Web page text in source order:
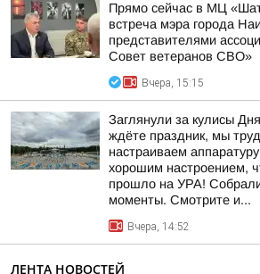
Прямо сейчас в МЦ
встреча мэра города
представителями
Совет ветеранов СВО»
Вчера, 15:15
Заглянули за кулисы
ждёте праздник, мы
настраиваем
хорошим настроением,
прошло на УРА!
моменты. Смотрите и...
Вчера, 14:52
ЛЕНТА НОВОСТЕЙ